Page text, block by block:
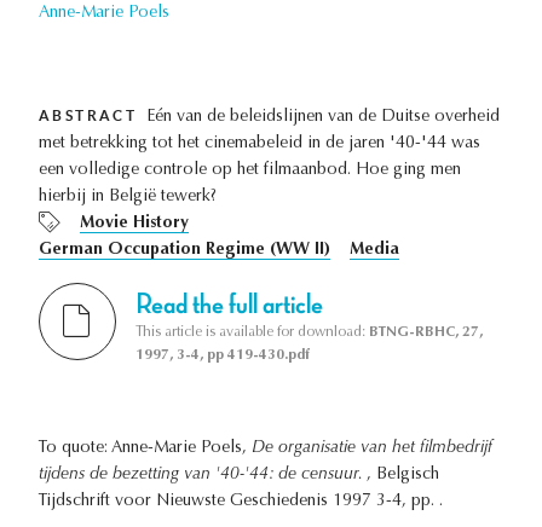
Anne-Marie Poels
ABSTRACT
Eén van de beleidslijnen van de Duitse overheid
met betrekking tot het cinemabeleid in de jaren '40-'44 was
een volledige controle op het filmaanbod. Hoe ging men
hierbij in België tewerk?
Movie History
German Occupation Regime (WW II)
Media
Read the full article
This article is available for download: BTNG-RBHC, 27,
1997, 3-4, pp 419-430.pdf
To quote: Anne-Marie Poels, De organisatie van het filmbedrijf
tijdens de bezetting van '40-'44: de censuur. , Belgisch
Tijdschrift voor Nieuwste Geschiedenis 1997 3-4, pp. .